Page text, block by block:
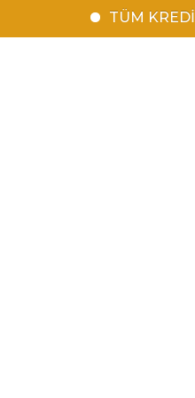
TÜM KREDİ